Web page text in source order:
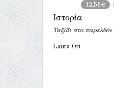
12,56€
Ιστορία
Ταξίδι στο παρελθόν
Laura Ori